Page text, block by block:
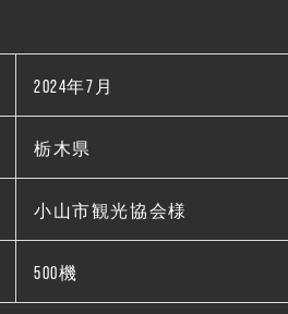
2024年7月
栃木県
小山市観光協会様
500機